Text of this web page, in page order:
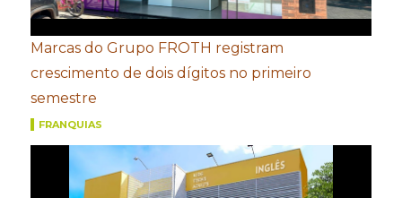
Marcas do Grupo FROTH registram
crescimento de dois dígitos no primeiro
semestre
FRANQUIAS